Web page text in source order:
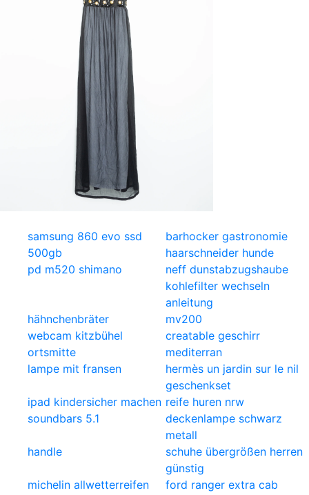
samsung 860 evo ssd
500gb
barhocker gastronomie
haarschneider hunde
pd m520 shimano
neff dunstabzugshaube
kohlefilter wechseln
anleitung
hähnchenbräter
mv200
webcam kitzbühel
ortsmitte
creatable geschirr
mediterran
lampe mit fransen
hermès un jardin sur le nil
geschenkset
ipad kindersicher machen reife huren nrw
soundbars 5.1
deckenlampe schwarz
metall
handle
schuhe übergrößen herren
günstig
michelin allwetterreifen
ford ranger extra cab